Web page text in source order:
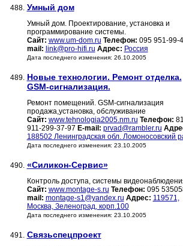
488. Умный дом
Умный дом. Проектирование, установка и
программирование системы.
Сайт: www.um-dom.ru Телефон: 095 951-99-
mail: link@pro-hifi.ru Адрес: Россия
Дата последнего изменения: 26.10.2005
489. Новые технологии. Ремонт отделка.
GSM-сигнализация.
Ремонт помещений. GSM-сигнализация
продажа,установка, обслуживание
Сайт: www.tehnologia2005.nm.ru Телефон:
911-299-37-97 E-mail: prvad@rambler.ru
188502 Ленинградская обл. Ломоносовский
Дата последнего изменения: 23.10.2005
490. «Силикон-Сервис»
Контроль доступа, системы
Сайт: www.montage-s.ru Телефон: 095
mail: montage-s1@yandex.ru Адрес: 119571,
Москва, Зеленоград, корп.100
Дата последнего изменения: 23.10.2005
491. Связьспецпроект